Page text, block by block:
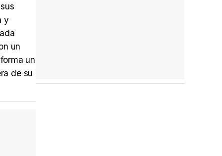
y
un
un
de su